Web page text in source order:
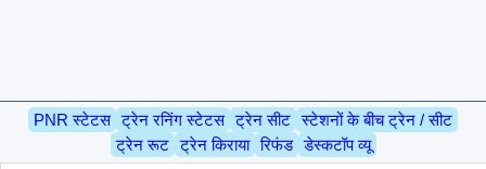
PNR स्टेटस ट्रेन रनिंग स्टेटस ट्रेन सीट स्टेशनों के बीच ट्रेन / सीट
ट्रेन रूट ट्रेन किराया रिफंड डेस्कटॉप व्यू